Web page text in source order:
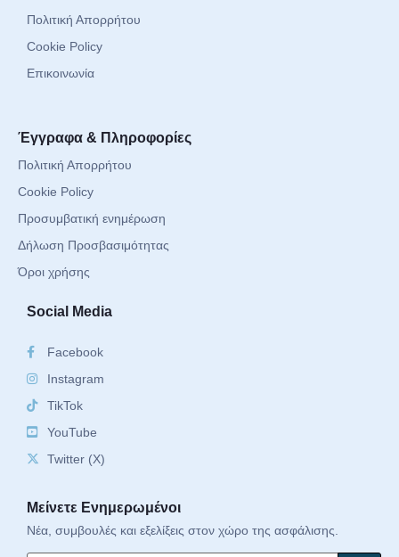
Πολιτική Απορρήτου
Cookie Policy
Επικοινωνία
Έγγραφα & Πληροφορίες
Πολιτική Απορρήτου
Cookie Policy
Προσυμβατική ενημέρωση
Δήλωση Προσβασιμότητας
Όροι χρήσης
Social Media
Facebook
Instagram
TikTok
YouTube
Twitter (X)
Μείνετε Ενημερωμένοι
Νέα, συμβουλές και εξελίξεις στον χώρο της ασφάλισης.